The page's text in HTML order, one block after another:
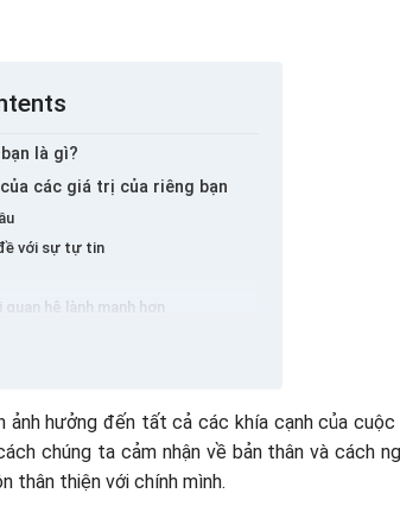
là gì?
các giá trị của riêng bạn
với sự tự tin
hệ lành mạnh hơn
mọi người cần được trang bị
ảnh hưởng đến tất cả các khía cạnh của
chúng ta cảm nhận về bản thân và cách
thân thiện với chính mình.